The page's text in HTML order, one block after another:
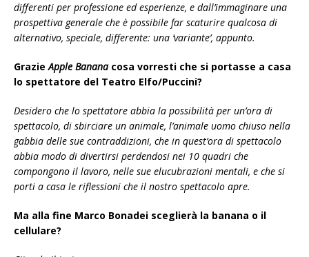
differenti per professione ed esperienze, e dall’immaginare una
prospettiva generale che è possibile far scaturire qualcosa di
alternativo, speciale, differente: una ‘variante’, appunto.
GrazieApple Bananacosa vorresti che si portasse a casa
lo spettatore del Teatro Elfo/Puccini?
Desidero che lo spettatore abbia la possibilità per un’ora di
spettacolo, di sbirciare un animale, l’animale uomo chiuso nella
gabbia delle sue contraddizioni, che in quest’ora di spettacolo
abbia modo di divertirsi perdendosi nei 10 quadri che
compongono il lavoro, nelle sue elucubrazioni mentali, e che si
porti a casa le riflessioni che il nostro spettacolo apre.
Ma alla fine Marco Bonadei sceglierà la banana o il
cellulare?